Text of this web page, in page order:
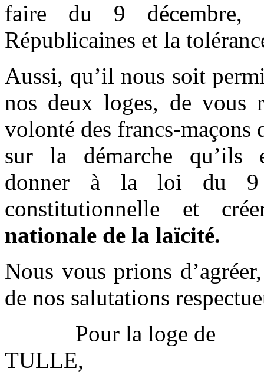
faire du 9 décembre,
Républicaines et la
Aussi, qu’il nous soit
nos deux loges, de vous
volonté des francs-maçons
sur la démarche qu’ils
donner à la loi du 9
constitutionnelle et
nationale de la laïcité.
Nous vous prions
de nos salutations
Pour la loge de
TULLE,